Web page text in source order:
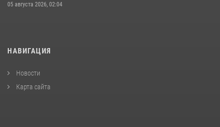
05 августа 2026, 02:04
НАВИГАЦИЯ
Новости
Карта сайта